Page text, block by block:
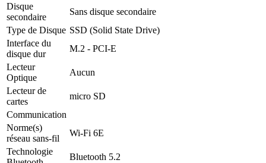
Disque
secondaire
Sans disque secondaire
Type de Disque SSD (Solid State Drive)
Interface du
disque dur
M.2 - PCI-E
Lecteur
Optique
Aucun
Lecteur de
cartes
micro SD
Communication
Norme(s)
réseau sans-fil
Wi-Fi 6E
Technologie
Bluetooth 5.2